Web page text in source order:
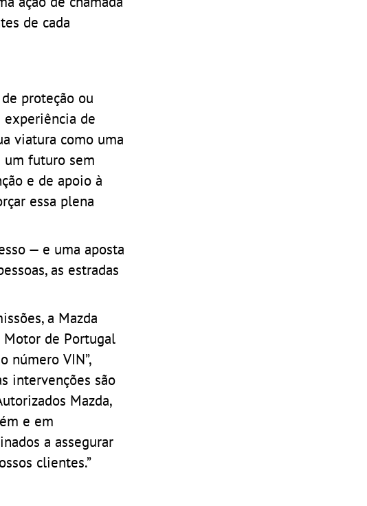
de cada
proteção ou
experiência de
viatura como uma
um futuro sem
e de apoio à
essa plena
— e uma aposta
as estradas
a Mazda
Motor de Portugal
número VIN”,
intervenções são
Mazda,
e em
a assegurar
clientes.”